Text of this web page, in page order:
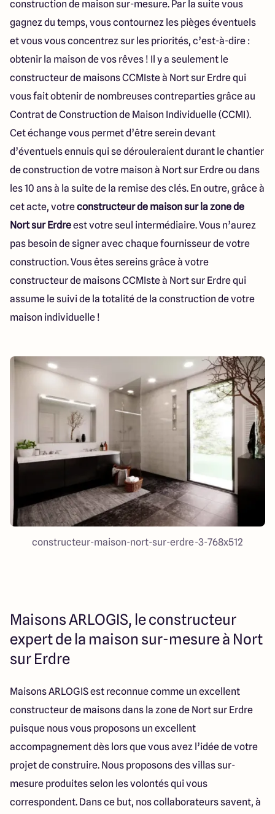
construction de maison sur-mesure. Par la suite vous
gagnez du temps, vous contournez les pièges éventuels
et vous vous concentrez sur les priorités, c’est-à-dire :
obtenir la maison de vos rêves ! Il y a seulement le
constructeur de maisons CCMIste à Nort sur Erdre qui
vous fait obtenir de nombreuses contreparties grâce au
Contrat de Construction de Maison Individuelle (CCMI).
Cet échange vous permet d’être serein devant
d’éventuels ennuis qui se dérouleraient durant le chantier
de construction de votre maison à Nort sur Erdre ou dans
les 10 ans à la suite de la remise des clés. En outre, grâce à
cet acte, votreconstructeur de maison sur la zone de
Nort sur Erdreest votre seul intermédiaire. Vous n’aurez
pas besoin de signer avec chaque fournisseur de votre
construction. Vous êtes sereins grâce à votre
constructeur de maisons CCMIste à Nort sur Erdre qui
assume le suivi de la totalité de la construction de votre
maison individuelle !
constructeur-maison-nort-sur-erdre-3-768x512
Maisons ARLOGIS, le constructeur
expert de la maison sur-mesure à Nort
sur Erdre
Maisons ARLOGIS est reconnue comme un excellent
constructeur de maisons dans la zone de Nort sur Erdre
puisque nous vous proposons un excellent
accompagnement dès lors que vous avez l’idée de votre
projet de construire. Nous proposons des villas sur-
mesure produites selon les volontés qui vous
correspondent. Dans ce but, nos collaborateurs savent, à